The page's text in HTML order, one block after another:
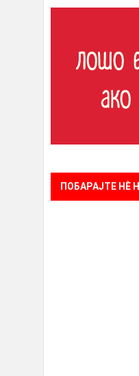
ПОБАРАЈТЕ НÈ